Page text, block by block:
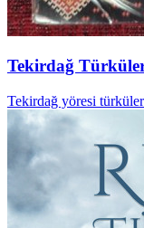
Tekirdağ
Tekirdağ yöresi